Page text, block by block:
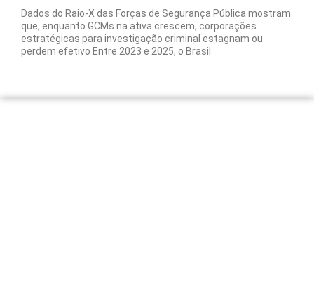
Dados do Raio-X das Forças de Segurança Pública mostram
que, enquanto GCMs na ativa crescem, corporações
estratégicas para investigação criminal estagnam ou
perdem efetivo Entre 2023 e 2025, o Brasil